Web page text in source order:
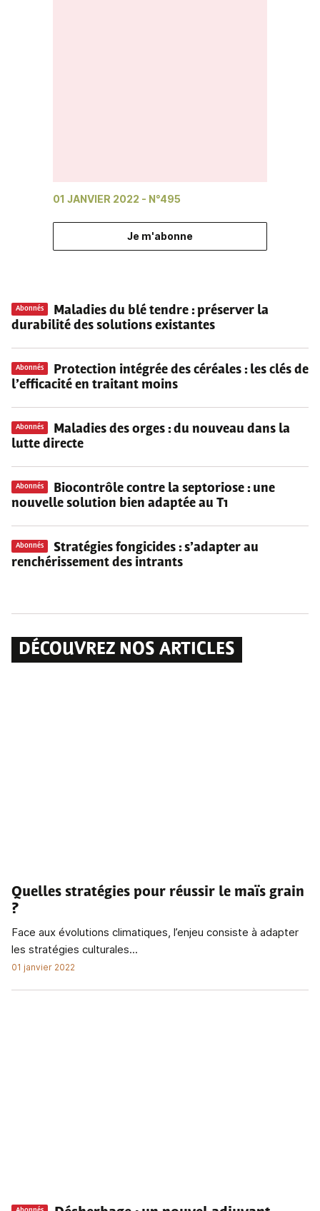
01 JANVIER 2022 - N°495
Je m'abonne
Abonnés Maladies du blé tendre : préserver la
durabilité des solutions existantes
Abonnés Protection intégrée des céréales : les clés de
l’efficacité en traitant moins
Abonnés Maladies des orges : du nouveau dans la
lutte directe
Abonnés Biocontrôle contre la septoriose : une
nouvelle solution bien adaptée au T1
Abonnés Stratégies fongicides : s’adapter au
renchérissement des intrants
DÉCOUVREZ NOS ARTICLES
Quelles stratégies pour réussir le maïs grain
?
Face aux évolutions climatiques, l’enjeu consiste à adapter
les stratégies culturales...
01 janvier 2022